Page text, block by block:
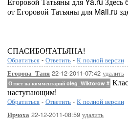
от Егоровой Татьяны для Mail.ru
СПАСИБО!ТАТЬЯНА!
Обратиться - Ответить - К полной версии
Егорова_Таня 22-12-2011-07:42 удалить
Ответ на комментарий oleg_Wiktorow #
наступающим!
Обратиться - Ответить - К полной версии
Ирчоха 22-12-2011-08:59 удалить